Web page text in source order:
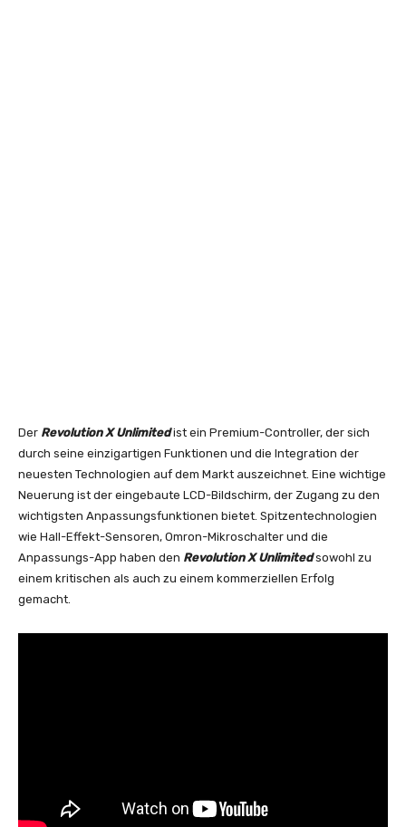
Der Revolution X Unlimitedist ein Premium-Controller, der sich
durch seine einzigartigen Funktionen und die Integration der
neuesten Technologien auf dem Markt auszeichnet. Eine wichtige
Neuerung ist der eingebaute LCD-Bildschirm, der Zugang zu den
wichtigsten Anpassungsfunktionen bietet. Spitzentechnologien
wie Hall-Effekt-Sensoren, Omron-Mikroschalter und die
Anpassungs-App haben den Revolution X Unlimitedsowohl zu
einem kritischen als auch zu einem kommerziellen Erfolg
gemacht.